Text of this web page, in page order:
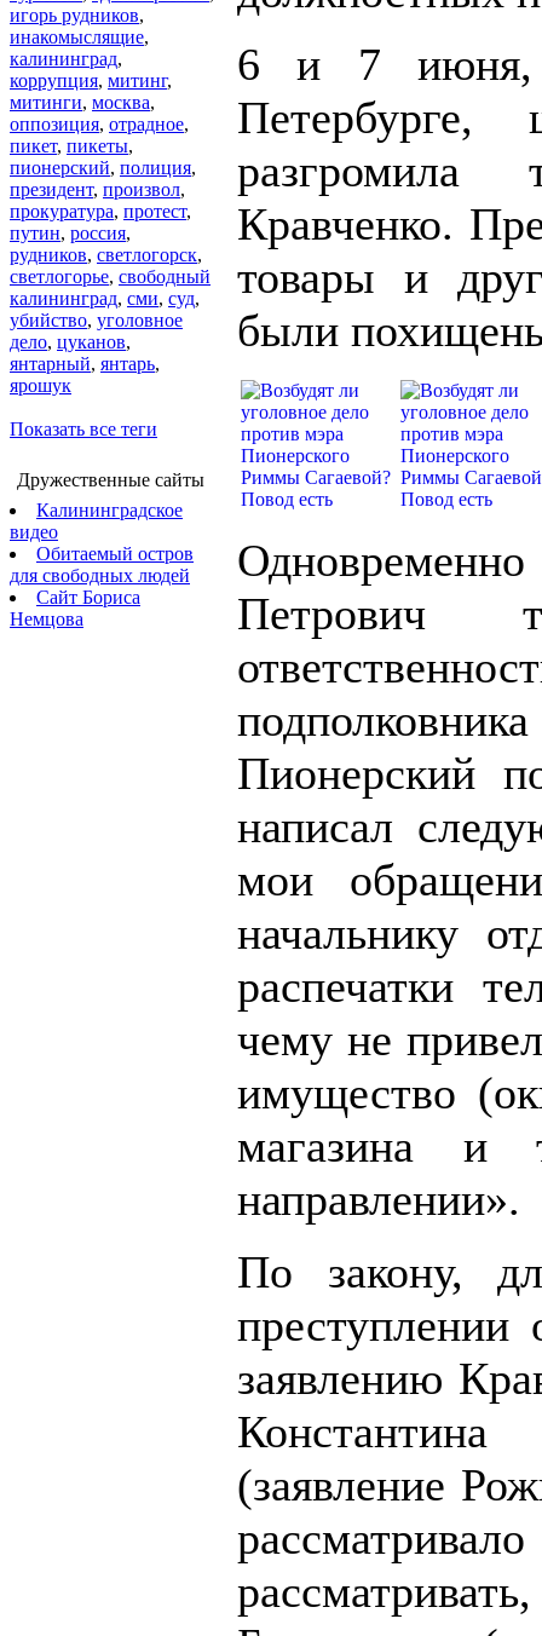
игорь рудников,
инакомыслящие,
калининград,
коррупция, митинг,
митинги, москва,
оппозиция, отрадное,
пикет, пикеты,
пионерский, полиция,
президент, произвол,
прокуратура, протест,
путин, россия,
рудников, светлогорск,
светлогорье, свободный
калининград, сми, суд,
убийство, уголовное
дело, цуканов,
янтарный, янтарь,
ярошук
Показать все теги
Дружественные сайты
Калининградское
видео
Обитаемый остров
для свободных людей
Сайт Бориса
Немцова
6 и 7 июня,
разгромила
Кравченко.
товары и
были
Петрович
Пионерский
написал
мои
начальнику
распечатки
чему не
имущество
магазина и
направлении».
По закону,
заявлению
(заявление